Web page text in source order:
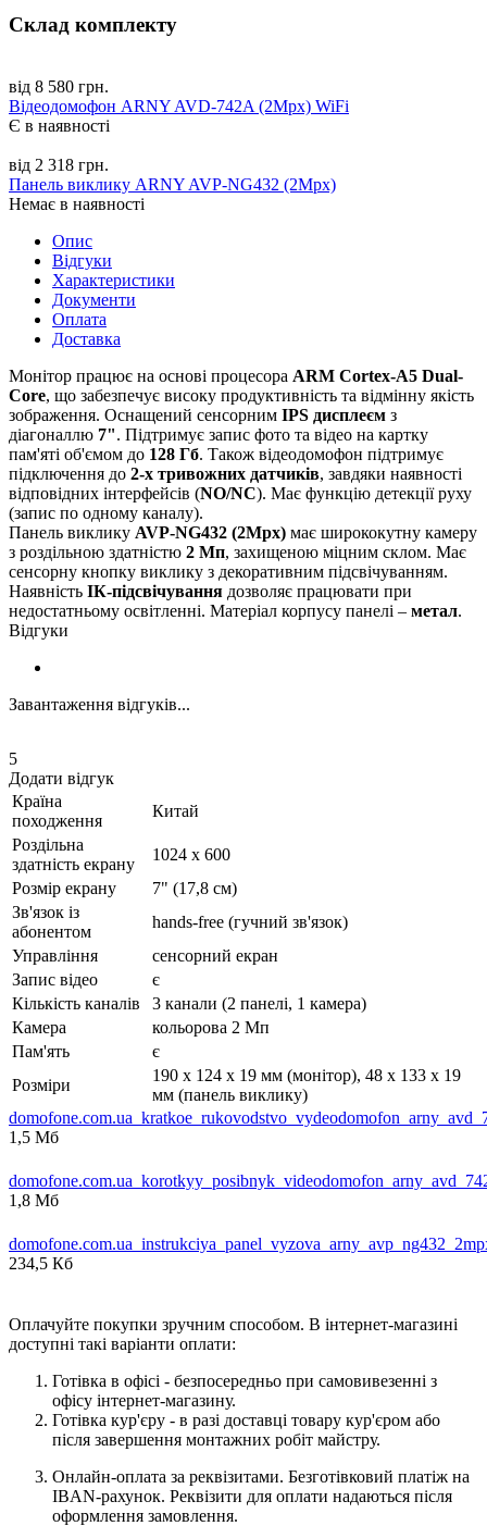
Склад комплекту
від 8 580 грн.
Відеодомофон ARNY AVD-742A (2Mpx) WiFi
Є в наявності
від 2 318 грн.
Панель виклику ARNY AVP-NG432 (2Mpx)
Немає в наявності
Опис
Відгуки
Характеристики
Документи
Оплата
Доставка
Монітор працює на основі процесора ARM Cortex-A5 Dual-
Core, що забезпечує високу продуктивність та відмінну якість
зображення. Оснащений сенсорним IPS дисплеєм з
діагоналлю 7". Підтримує запис фото та відео на картку
пам'яті об'ємом до 128 Гб. Також відеодомофон підтримує
підключення до 2-х тривожних датчиків, завдяки наявності
відповідних інтерфейсів (NO/NC). Має функцію детекції руху
(запис по одному каналу).
Панель виклику AVP-NG432 (2Mpx) має ширококутну камеру
з роздільною здатністю 2 Мп, захищеною міцним склом. Має
сенсорну кнопку виклику з декоративним підсвічуванням.
Наявність ІК-підсвічування дозволяє працювати при
недостатньому освітленні. Матеріал корпусу панелі – метал.
Відгуки
Завантаження відгуків...
5
Додати відгук
Країна
походження
Китай
Роздільна
здатність екрану
1024 x 600
Розмір екрану
7" (17,8 см)
Зв'язок із
абонентом
hands-free (гучний зв'язок)
Управління
сенсорний екран
Запис відео
є
Кількість каналів
3 канали (2 панелі, 1 камера)
Камера
кольорова 2 Мп
Пам'ять
є
Розміри
190 x 124 x 19 мм (монітор), 48 х 133 х 19
мм (панель виклику)
1,5 Мб
1,8 Мб
234,5 Кб
Оплачуйте покупки зручним способом. В інтернет-магазині
доступні такі варіанти оплати:
Готівка в офісі - безпосередньо при самовивезенні з
офісу інтернет-магазину.
Готівка кур'єру - в разі доставці товару кур'єром або
після завершення монтажних робіт майстру.
Онлайн-оплата за реквізитами. Безготівковий платіж на
IBAN-рахунок. Реквізити для оплати надаються після
оформлення замовлення.